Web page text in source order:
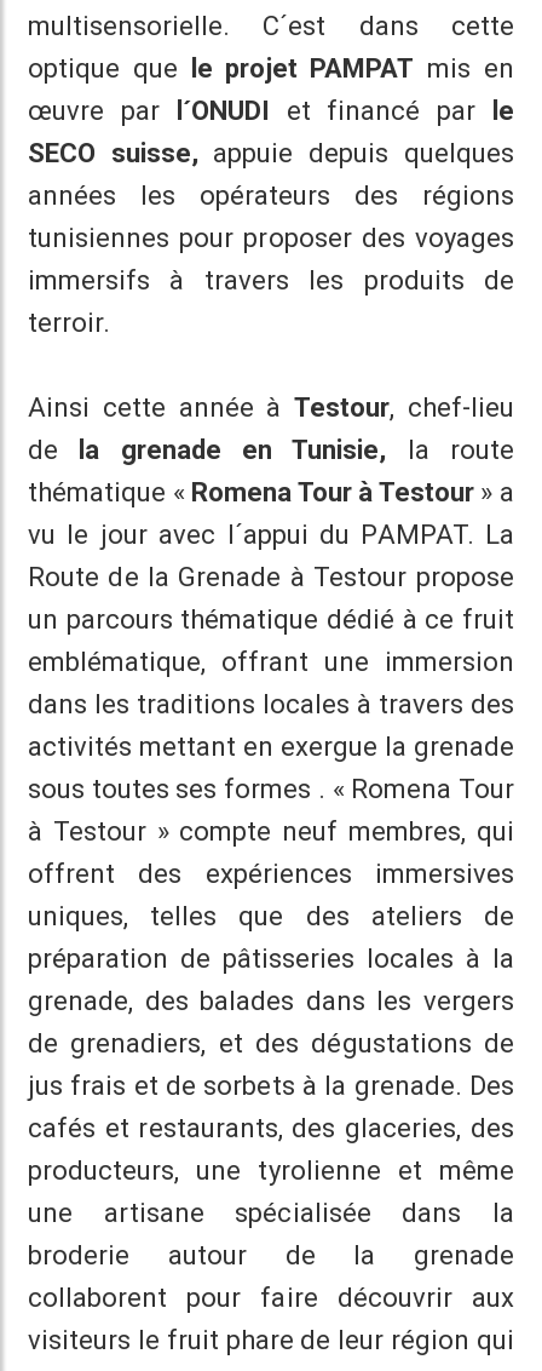
multisensorielle. C´est dans cette
optique que le projet PAMPAT mis en
œuvre parl´ONUDI et financé par le
SECO suisse, appuie depuis quelques
années les opérateurs des régions
tunisiennes pour proposer des voyages
immersifs à travers les produits de
terroir.
Ainsi cette année àTestour, chef-lieu
de la grenade en Tunisie, la route
thématique « Romena Tour à Testour » a
vu le jour avec l´appui du PAMPAT. La
Route de la Grenade à Testour propose
un parcours thématique dédié à ce fruit
emblématique, offrant une immersion
dans les traditions locales à travers des
activités mettant en exergue la grenade
sous toutes ses formes . « Romena Tour
à Testour » compte neuf membres, qui
offrent des expériences immersives
uniques, telles que des ateliers de
préparation de pâtisseries locales à la
grenade, des balades dans les vergers
de grenadiers, et des dégustations de
jus frais et de sorbets à la grenade. Des
cafés et restaurants, des glaceries, des
producteurs, une tyrolienne et même
une artisane spécialisée dans la
broderie autour de la grenade
collaborent pour faire découvrir aux
visiteurs le fruit phare de leur région qui